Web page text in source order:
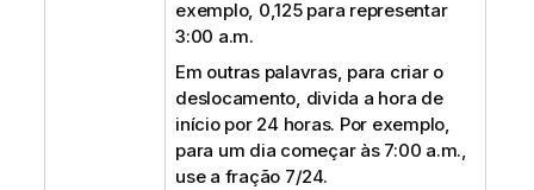
exemplo, 0,125 para representar
3:00 a.m.
Em outras palavras, para criar o
deslocamento, divida a hora de
início por 24 horas. Por exemplo,
para um dia começar às 7:00 a.m.,
use a fração 7/24.